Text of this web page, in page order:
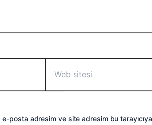
sitesi
e-posta adresim ve site adresim bu tarayıcıya